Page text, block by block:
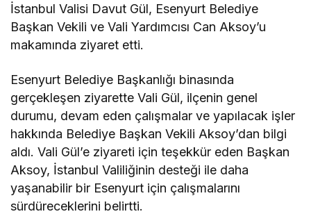
İstanbul Valisi Davut Gül, Esenyurt Belediye
Başkan Vekili ve Vali Yardımcısı Can Aksoy’u
makamında ziyaret etti.
Esenyurt Belediye Başkanlığı binasında
gerçekleşen ziyarette Vali Gül, ilçenin genel
durumu, devam eden çalışmalar ve yapılacak işler
hakkında Belediye Başkan Vekili Aksoy’dan bilgi
aldı. Vali Gül’e ziyareti için teşekkür eden Başkan
Aksoy, İstanbul Valiliğinin desteği ile daha
yaşanabilir bir Esenyurt için çalışmalarını
sürdüreceklerini belirtti.